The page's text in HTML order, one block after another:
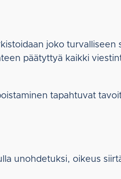
joko turvalliseen
päätyttyä kaikki
tapahtuvat
unohdetuksi, oikeus